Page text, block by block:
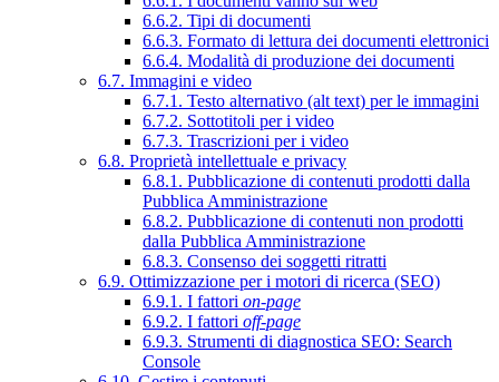
6.6.2. Tipi di documenti
6.6.3. Formato di lettura dei documenti elettronici
6.6.4. Modalità di produzione dei documenti
6.7. Immagini e video
6.7.1. Testo alternativo (alt text) per le immagini
6.7.2. Sottotitoli per i video
6.7.3. Trascrizioni per i video
6.8. Proprietà intellettuale e privacy
6.8.1. Pubblicazione di contenuti prodotti dalla
Pubblica Amministrazione
6.8.2. Pubblicazione di contenuti non prodotti
dalla Pubblica Amministrazione
6.8.3. Consenso dei soggetti ritratti
6.9. Ottimizzazione per i motori di ricerca (SEO)
6.9.1. I fattori on-page
6.9.2. I fattori off-page
6.9.3. Strumenti di diagnostica SEO: Search
Console